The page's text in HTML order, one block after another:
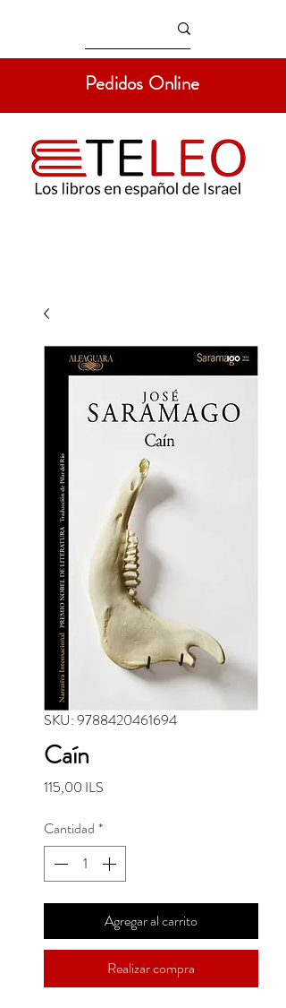
Pedidos Online
SKU: 9788420461694
Caín
115,00 ILS
Cantidad *
Agregar al carrito
Realizar compra